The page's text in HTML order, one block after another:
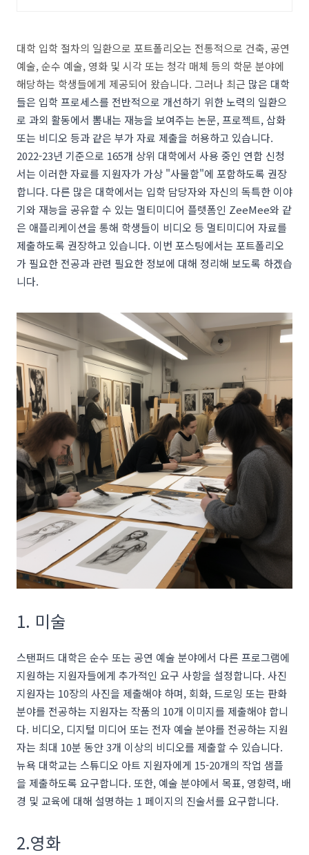
대학 입학 절차의 일환으로 포트폴리오는 전통적으로 건축, 공연
예술, 순수 예술, 영화 및 시각 또는 청각 매체 등의 학문 분야에
해당하는 학생들에게 제공되어 왔습니다. 그러나 최근 많은 대학
들은 입학 프로세스를 전반적으로 개선하기 위한 노력의 일환으
로 과외 활동에서 뽐내는 재능을 보여주는 논문, 프로젝트, 삽화
또는 비디오 등과 같은 부가 자료 제출을 허용하고 있습니다.
2022-23년 기준으로 165개 상위 대학에서 사용 중인 연합 신청
서는 이러한 자료를 지원자가 가상 "사물함"에 포함하도록 권장
합니다. 다른 많은 대학에서는 입학 담당자와 자신의 독특한 이야
기와 재능을 공유할 수 있는 멀티미디어 플랫폼인 ZeeMee와 같
은 애플리케이션을 통해 학생들이 비디오 등 멀티미디어 자료를
제출하도록 권장하고 있습니다. 이번 포스팅에서는 포트폴리오
가 필요한 전공과 관련 필요한 정보에 대해 정리해 보도록 하겠습
니다.
1. 미술
스탠퍼드 대학은 순수 또는 공연 예술 분야에서 다른 프로그램에
지원하는 지원자들에게 추가적인 요구 사항을 설정합니다. 사진
지원자는 10장의 사진을 제출해야 하며, 회화, 드로잉 또는 판화
분야를 전공하는 지원자는 작품의 10개 이미지를 제출해야 합니
다. 비디오, 디지털 미디어 또는 전자 예술 분야를 전공하는 지원
자는 최대 10분 동안 3개 이상의 비디오를 제출할 수 있습니다.
뉴욕 대학교는 스튜디오 아트 지원자에게 15-20개의 작업 샘플
을 제출하도록 요구합니다. 또한, 예술 분야에서 목표, 영향력, 배
경 및 교육에 대해 설명하는 1 페이지의 진술서를 요구합니다.
2.영화